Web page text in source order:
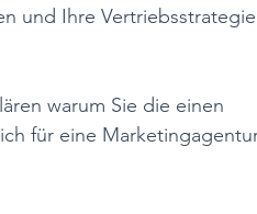
und Ihre Vertriebsstrategie
warum Sie die einen
für eine